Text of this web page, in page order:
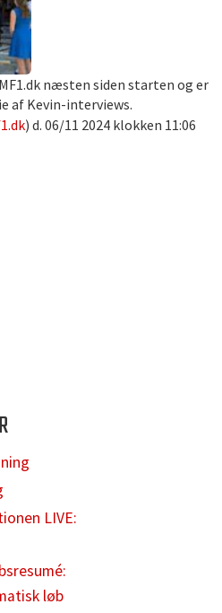
næsten siden starten og er
af Kevin-interviews.
) d. 06/11 2024 klokken 11:06
LIVE:
løb